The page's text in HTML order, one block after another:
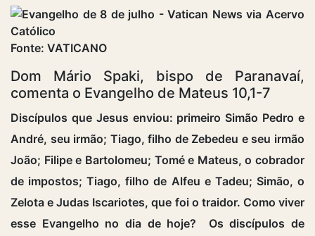
Fonte: VATICANO
Dom Mário Spaki, bispo de Paranavaí,
comenta o Evangelho de Mateus 10,1-7
Discípulos que Jesus enviou: primeiro Simão Pedro e
André, seu irmão; Tiago, filho de Zebedeu e seu irmão
João; Filipe e Bartolomeu; Tomé e Mateus, o cobrador
de impostos; Tiago, filho de Alfeu e Tadeu; Simão, o
Zelota e Judas Iscariotes, que foi o traidor. Como viver
esse Evangelho no dia de hoje? Os discípulos de